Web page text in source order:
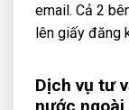
email. Cả 2
lên giấy đăng
Dịch vụ tư